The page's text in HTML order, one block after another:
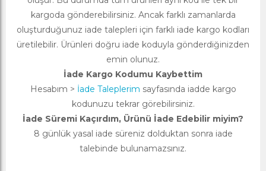
kargoda gönderebilirsiniz. Ancak farklı zamanlarda
oluşturduğunuz iade talepleri için farklı iade kargo kodları
üretilebilir. Ürünleri doğru iade koduyla gönderdiğinizden
emin olunuz.
İade Kargo Kodumu Kaybettim
Hesabım > İade Taleplerim sayfasında iadde kargo
kodunuzu tekrar görebilirsiniz.
İade Süremi Kaçırdım, Ürünü İade Edebilir miyim?
8 günlük yasal iade süreniz dolduktan sonra iade
talebinde bulunamazsınız.